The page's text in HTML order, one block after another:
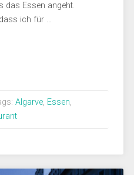
das Essen angeht.
ich für …
Algarve, Essen,